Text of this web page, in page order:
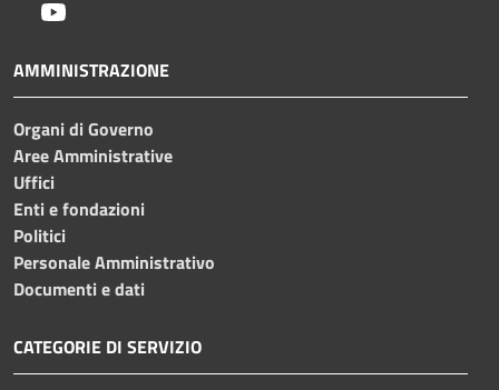
AMMINISTRAZIONE
Organi di Governo
Aree Amministrative
Uffici
Enti e fondazioni
Politici
Personale Amministrativo
Documenti e dati
CATEGORIE DI SERVIZIO